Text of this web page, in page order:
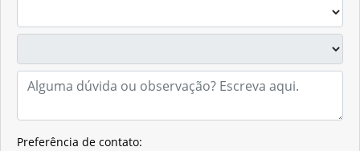
Preferência de contato: